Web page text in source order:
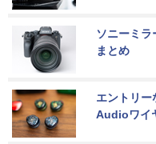
ソニーミ
まとめ
エントリ
Audioワイ